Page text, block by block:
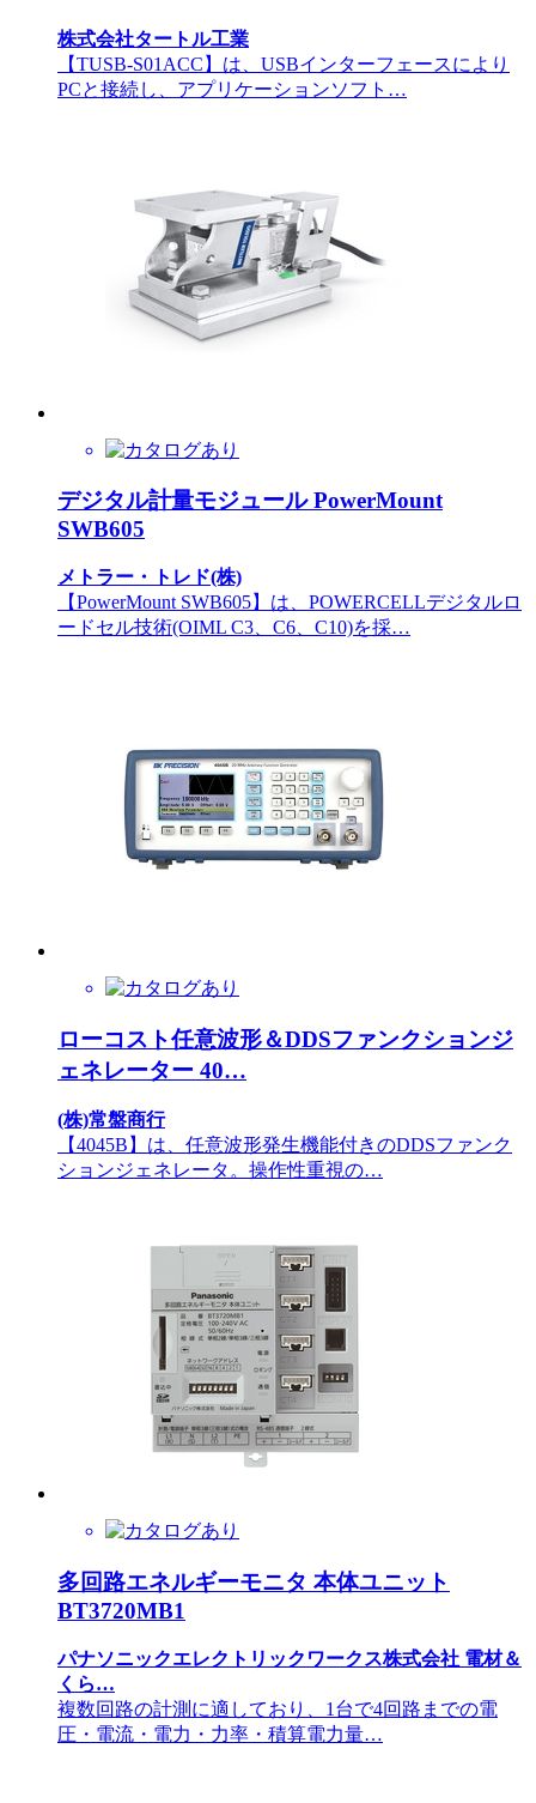
株式会社タートル工業
【TUSB-S01ACC】は、USBインターフェースにより
PCと接続し、アプリケーションソフト…
デジタル計量モジュール PowerMount
SWB605
メトラー・トレド(株)
【PowerMount SWB605】は、POWERCELLデジタルロ
ードセル技術(OIML C3、C6、C10)を採…
ローコスト任意波形＆DDSファンクションジ
ェネレーター 40…
(株)常盤商行
【4045B】は、任意波形発生機能付きのDDSファンク
ションジェネレータ。操作性重視の…
多回路エネルギーモニタ 本体ユニット
BT3720MB1
パナソニックエレクトリックワークス株式会社 電材＆
くら…
複数回路の計測に適しており、1台で4回路までの電
圧・電流・電力・力率・積算電力量…